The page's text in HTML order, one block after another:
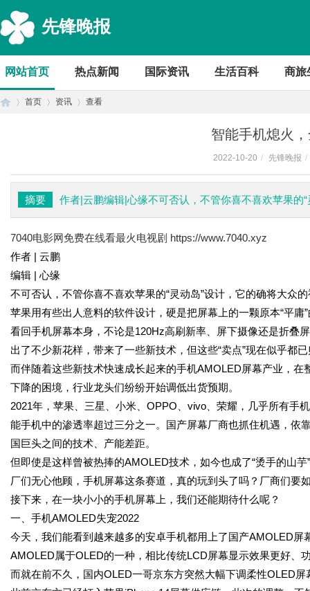
先锋晚报
网站首页 热点新闻 国际资讯 生活百科 商旅
首页 资讯 查看
智能手机熄火
2022-10-20 / 先锋晚报 /
摘要 作者|云鹏编辑|心缘不可否认，不管你喜不喜欢苹果的
7040电影网免费在线看最火电视剧 https://www.7040.xyz
作者 | 云鹏
编辑 | 心缘
不可否认，不管你喜不喜欢苹果的“灵动岛”设计，它的确将大众
苹果用有些出人意料的软件设计，硬是把屏幕上的一颗原本“平庸
看回手机屏幕本身，不论是120Hz高刷新率、屏下摄像还是折叠
出了不少新花样，带来了一些新技术，但这些“卖点”现在似乎都
而伴随着这些新技术快速成长起来的手机AMOLED屏幕产业，
下降的困境，行业龙头们纷纷开始调低出货预期。
2021年，苹果、三星、小米、OPPO、vivo、荣耀，几乎所有手
能手机中的渗透率超过三分之一。国产屏幕厂商也抓住机遇，依
国巨头之间的技术、产能差距。
但即使是这样曾被热捧的AMOLED技术，如今也成了“烫手的山
厂们无心他顾，手机屏幕这条赛道，真的玩到头了吗？厂商们要
接下来，在一块小小的手机屏幕上，我们还能期待什么呢？
一、手机AMOLED失宠2022
今天，我们能看到越来越多的安卓手机都用上了国产AMOLED
AMOLED属于OLED的一种，相比传统LCD屏幕显示效果更好、
而就在前不久，国内OLED一哥京东方突然大幅下调柔性OLED